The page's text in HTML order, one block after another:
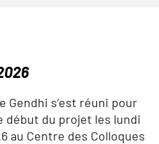
Gendhi s’est réuni pour
début du projet les lundi
au Centre des Colloques